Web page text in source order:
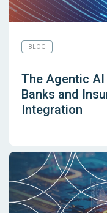
BLOG
The Agentic AI
Banks and
Integration